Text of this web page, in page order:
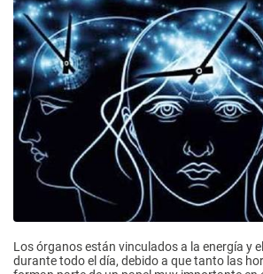
Los órganos están vinculados a la energía y
durante todo el día, debido a que tanto las